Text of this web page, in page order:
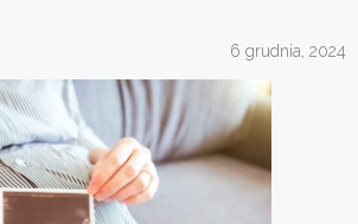
6 grudnia, 2024